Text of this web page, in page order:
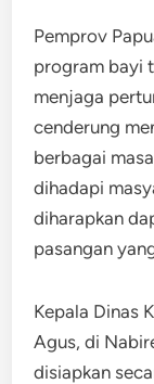
Pemprov
program bayi
menjaga
cenderung
berbagai
dihadapi
diharapkan
pasangan
Kepala Dinas
Agus, di
disiapkan